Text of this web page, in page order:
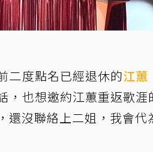
二度點名已經退休的江蕙
，也想邀約江蕙重返歌
還沒聯絡上二姐，我會代